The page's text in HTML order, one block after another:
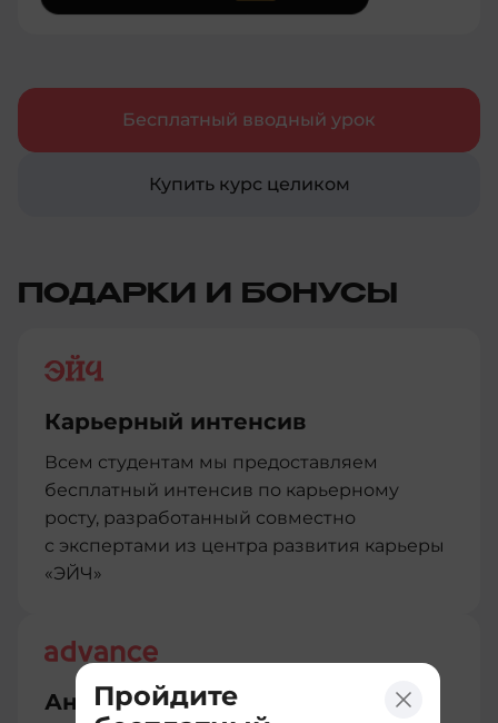
Пройдите
Бесплатный вводный урок
Купить курс целиком
ПОДАРКИ И БОНУСЫ
Карьерный интенсив
Всем студентам мы предоставляем
бесплатный интенсив по карьерному
росту, разработанный совместно
с экспертами из центра развития карьеры
«ЭЙЧ»
Английский для IT